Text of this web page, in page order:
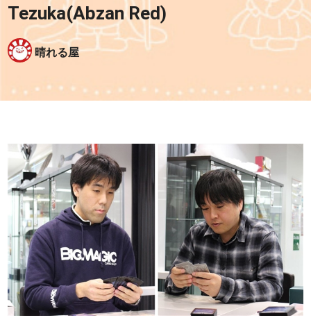
Tezuka(Abzan Red)
晴れる屋